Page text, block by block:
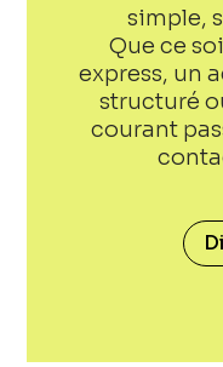
simple,
Que ce
express, un
structuré
courant